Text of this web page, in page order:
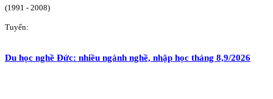
(1991 - 2008)
Tuyển:
Du học nghề Đức: nhiều ngành nghề, nhập học tháng 8,9/2026